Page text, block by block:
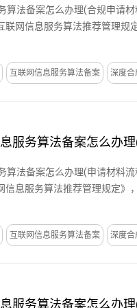
算法备案怎么办理(合规申请
网信息服务算法推荐管理规
互联网信息服务算法备案 深度合
服务算法备案怎么办
算法备案怎么办理(申请材料
息服务算法推荐管理规定》
互联网信息服务算法备案 深度合
服务算法备案怎么办